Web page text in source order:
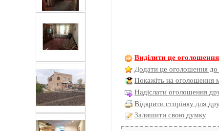
Виділити це оголошення
Додати це оголошення до
Покажіть на оголошення
Надіслати оголошення
Відкрити сторінку для
Залишити свою думку